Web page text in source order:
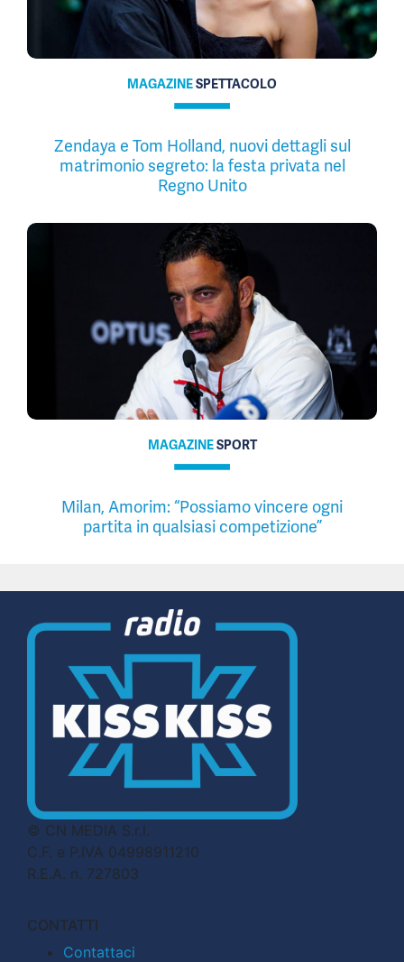
MAGAZINESPETTACOLO
Zendaya e Tom Holland, nuovi dettagli sul
matrimonio segreto: la festa privata nel
Regno Unito
MAGAZINESPORT
Milan, Amorim: “Possiamo vincere ogni
partita in qualsiasi competizione”
© CN MEDIA S.r.l.
C.F. e P.IVA 04998911210
R.E.A. n. 727803
CONTATTI
Contattaci